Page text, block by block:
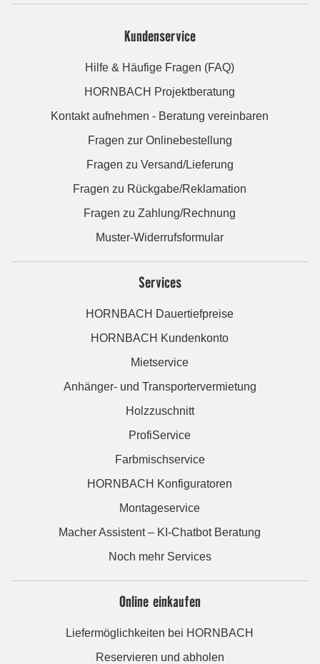
Kundenservice
Hilfe & Häufige Fragen (FAQ)
HORNBACH Projektberatung
Kontakt aufnehmen - Beratung vereinbaren
Fragen zur Onlinebestellung
Fragen zu Versand/Lieferung
Fragen zu Rückgabe/Reklamation
Fragen zu Zahlung/Rechnung
Muster-Widerrufsformular
Services
HORNBACH Dauertiefpreise
HORNBACH Kundenkonto
Mietservice
Anhänger- und Transportervermietung
Holzzuschnitt
ProfiService
Farbmischservice
HORNBACH Konfiguratoren
Montageservice
Macher Assistent – KI-Chatbot Beratung
Noch mehr Services
Online einkaufen
Liefermöglichkeiten bei HORNBACH
Reservieren und abholen